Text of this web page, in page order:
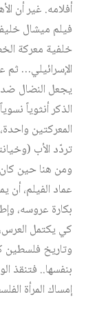
أفلامه. غير أن
فيلم ميشال
خلفية معركة
الإسرائيلي… ثم
يجعل النضال ضد
الذكر أنثوياً
المعركتين
تردّد الأب
ومن هنا حين
عماد الفيلم،
بكارة عروسه،
كي يكتمل
وتاريخ فلسطين
بنفسها.. فتنقذ
إمساك المرأة